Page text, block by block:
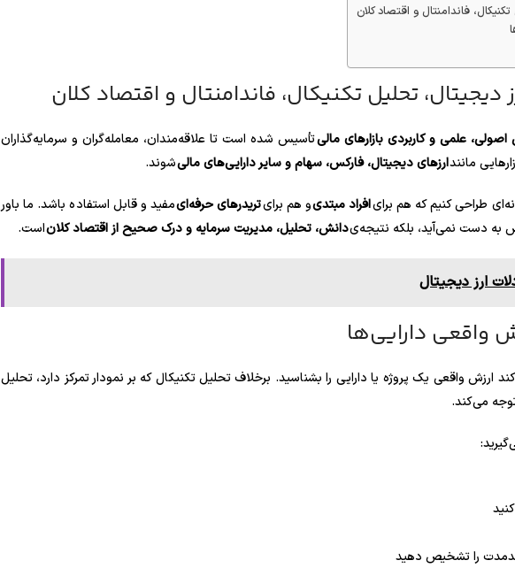
فاندامنتال و اقتصاد کلان
تحلیل تکنیکال، فاندامنتال و اقتصاد کلان
علمی و کاربردی بازارهای مالیتأسیس شده است تا علاقه‌مندان، معامله‌گران و سرمایه‌گذاران
مانندارزهای دیجیتال، فارکس، سهام و سایر دارایی‌های مالیشوند.
طراحی کنیم که هم برایافراد مبتدیو هم برایتریدرهای حرفه‌ایمفید و قابل استفاده باشد. ما باور
به دست نمی‌آید، بلکه نتیجه‌یدانش، تحلیل، مدیریت سرمایه و درک صحیح از اقتصاد کلاناست.
ارز دیجیتال
واقعی دارایی‌ها
ارزش واقعی یک پروژه یا دارایی را بشناسید. برخلاف تحلیل تکنیکال که بر نمودار تمرکز دارد، تحلیل
می‌کند.
را تشخیص دهید